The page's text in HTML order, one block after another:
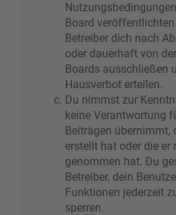
Board
Betreiber dich nach
oder dauerhaft von
Boards ausschließen
Hausverbot erteilen.
Du nimmst zur
keine Verantwortung
Beiträgen übernimmt,
erstellt hat oder die er
genommen hat. Du
Betreiber, dein
Funktionen jederzeit
sperren.